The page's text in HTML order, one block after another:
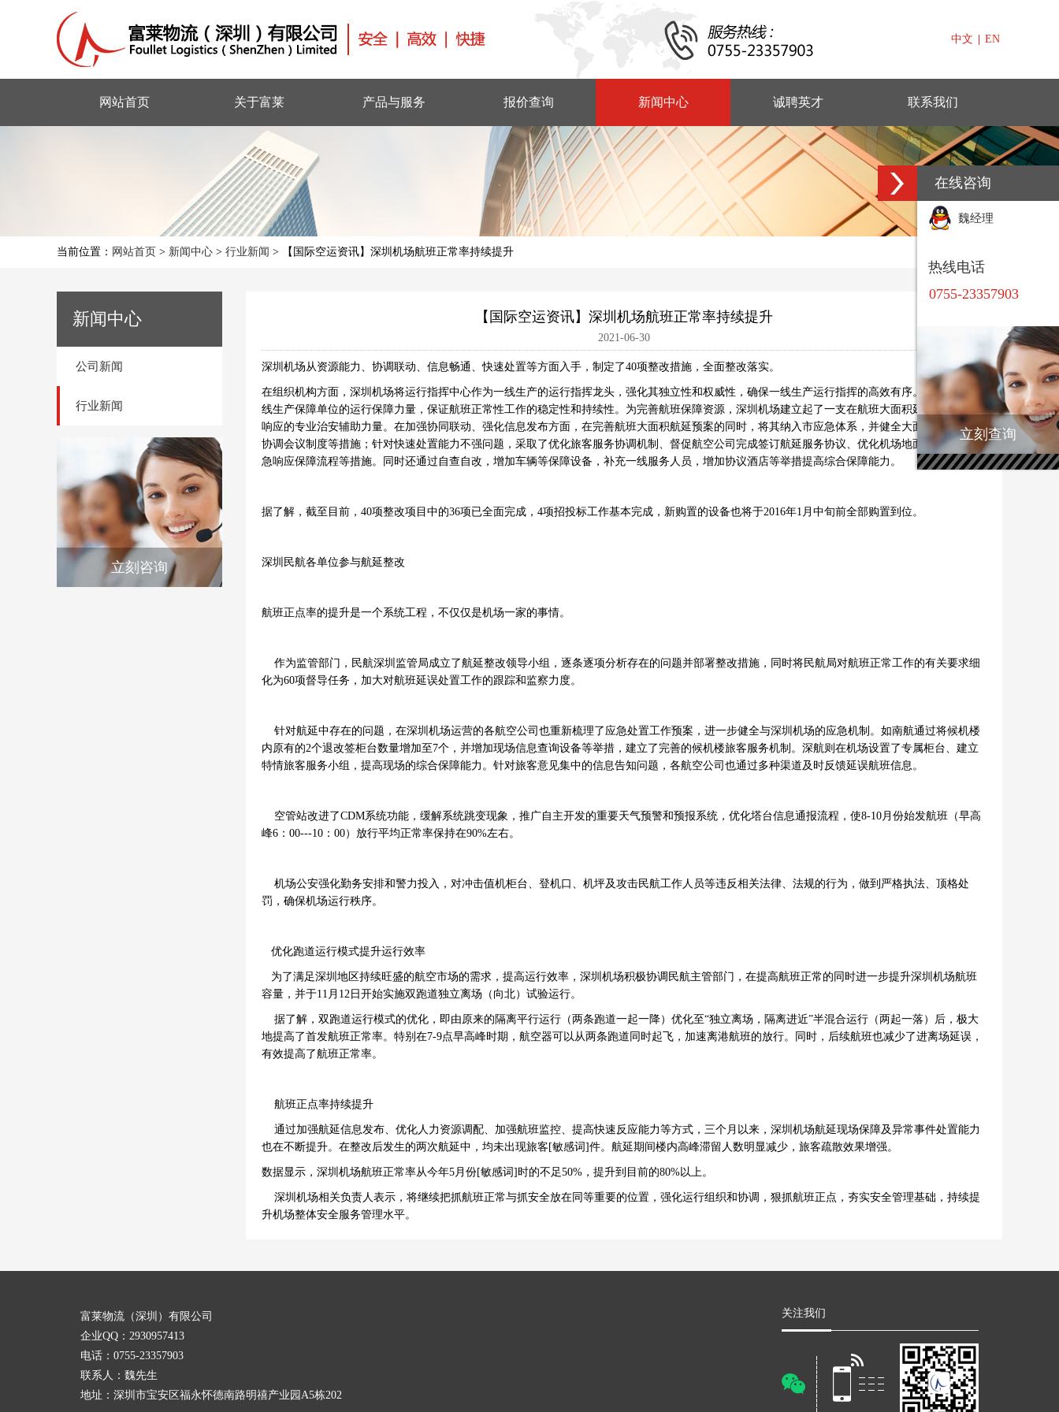
EN
中文
网站首页 关于富莱 产品与服务 报价查询 新闻中心 诚聘英才 联系我们
当前位置： 网站首页 > 新闻中心 > 行业新闻 > 【国际空运资讯】深圳机场航班正常率持续提升
新闻中心
公司新闻
行业新闻
立刻咨询
【国际空运资讯】深圳机场航班正常率持续提升
2021-06-30
深圳机场从资源能力、协调联动、信息畅通、快速处置等方面入手，制定了40项整改措施，全面整改落实。
在组织机构方面，深圳机场将运行指挥中心作为一线生产的运行指挥龙头，强化其独立性和权威性，确保一线生产运行指挥的高效有序。同时加强一
线生产保障单位的运行保障力量，保证航班正常性工作的稳定性和持续性。为完善航班保障资源，深圳机场建立起了一支在航班大面积延误时能快速
响应的专业治安辅助力量。在加强协同联动、强化信息发布方面，在完善航班大面积航延预案的同时，将其纳入市应急体系，并健全大面积航班延误
协调会议制度等措施；针对快速处置能力不强问题，采取了优化旅客服务协调机制、督促航空公司完成签订航延服务协议、优化机场地面运输航延应
急响应保障流程等措施。同时还通过自查自改，增加车辆等保障设备，补充一线服务人员，增加协议酒店等举措提高综合保障能力。
据了解，截至目前，40项整改项目中的36项已全面完成，4项招投标工作基本完成，新购置的设备也将于2016年1月中旬前全部购置到位。
深圳民航各单位参与航延整改
航班正点率的提升是一个系统工程，不仅仅是机场一家的事情。
作为监管部门，民航深圳监管局成立了航延整改领导小组，逐条逐项分析存在的问题并部署整改措施，同时将民航局对航班正常工作的有关要求细
化为60项督导任务，加大对航班延误处置工作的跟踪和监察力度。
针对航延中存在的问题，在深圳机场运营的各航空公司也重新梳理了应急处置工作预案，进一步健全与深圳机场的应急机制。如南航通过将候机楼
内原有的2个退改签柜台数量增加至7个，并增加现场信息查询设备等举措，建立了完善的候机楼旅客服务机制。深航则在机场设置了专属柜台、建立
特情旅客服务小组，提高现场的综合保障能力。针对旅客意见集中的信息告知问题，各航空公司也通过多种渠道及时反馈延误航班信息。
空管站改进了CDM系统功能，缓解系统跳变现象，推广自主开发的重要天气预警和预报系统，优化塔台信息通报流程，使8-10月份始发航班（早高
峰6：00---10：00）放行平均正常率保持在90%左右。
机场公安强化勤务安排和警力投入，对冲击值机柜台、登机口、机坪及攻击民航工作人员等违反相关法律、法规的行为，做到严格执法、顶格处
罚，确保机场运行秩序。
优化跑道运行模式提升运行效率
为了满足深圳地区持续旺盛的航空市场的需求，提高运行效率，深圳机场积极协调民航主管部门，在提高航班正常的同时进一步提升深圳机场航班
容量，并于11月12日开始实施双跑道独立离场（向北）试验运行。
据了解，双跑道运行模式的优化，即由原来的隔离平行运行（两条跑道一起一降）优化至“独立离场，隔离进近”半混合运行（两起一落）后，极大
地提高了首发航班正常率。特别在7-9点早高峰时期，航空器可以从两条跑道同时起飞，加速离港航班的放行。同时，后续航班也减少了进离场延误，
有效提高了航班正常率。
航班正点率持续提升
通过加强航延信息发布、优化人力资源调配、加强航班监控、提高快速反应能力等方式，三个月以来，深圳机场航延现场保障及异常事件处置能力
也在不断提升。在整改后发生的两次航延中，均未出现旅客[敏感词]件。航延期间楼内高峰滞留人数明显减少，旅客疏散效果增强。
数据显示，深圳机场航班正常率从今年5月份[敏感词]时的不足50%，提升到目前的80%以上。
深圳机场相关负责人表示，将继续把抓航班正常与抓安全放在同等重要的位置，强化运行组织和协调，狠抓航班正点，夯实安全管理基础，持续提
升机场整体安全服务管理水平。
富莱物流（深圳）有限公司
企业QQ：2930957413
电话：0755-23357903
联系人：魏先生
地址：深圳市宝安区福永怀德南路明禧产业园A5栋202
关注我们
在线咨询
魏经理
热线电话
0755-23357903
立刻查询